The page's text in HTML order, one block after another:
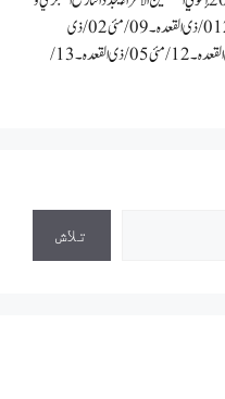
الميلادي المذكور أدناه كل شهر تاريخ اليوم ميلادي 2024 01/ ذی القعدہ ۔ 09/ مئی 02/ ذی
القعدہ۔ 10/ مئی 03/ ذی القعدہ۔ 11/ مئی 04/ ذی القعدہ ۔ 12/ مئی 05/ ذی القعدہ۔ 13/
تلاش